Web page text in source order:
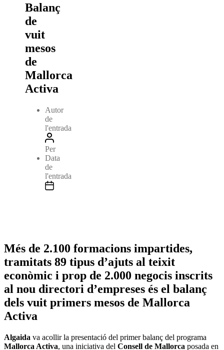
Balanç
de
vuit
mesos
de
Mallorca
Activa
Autor
de
l'entrada
Per
Data
de
l'entrada
Més de 2.100 formacions impartides,
tramitats 89 tipus d’ajuts al teixit
econòmic i prop de 2.000 negocis inscrits
al nou directori d’empreses és el balanç
dels vuit primers mesos de Mallorca
Activa
Algaida va acollir la presentació del primer balanç del programa
Mallorca Activa, una iniciativa del Consell de Mallorca posada en